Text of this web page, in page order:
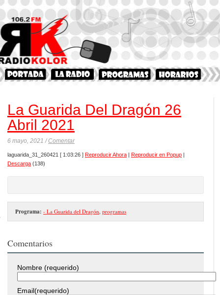
La Guarida Del Dragón 26
Abril 2021
6 mayo, 2021 /Comentar
laguarida_31_260421 [ 1:03:26 ] Reproducir Ahora | Reproducir en Popup |
Descarga (138)
Programa: - La Guarida del Dragón, programas
Comentarios
Nombre (requerido)
Email(requerido)